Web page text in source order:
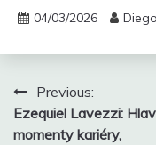
04/03/2026
Post
navigation
Previous:
Ezequiel Lavezzi:
momenty kariéry,